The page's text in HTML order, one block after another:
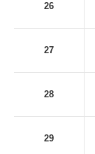
26
27
28
29